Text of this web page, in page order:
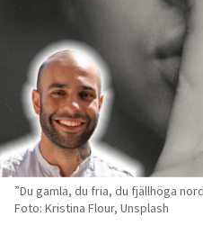
”Du gamla, du fria, du fjällhöga
Foto: Kristina Flour, Unsplash